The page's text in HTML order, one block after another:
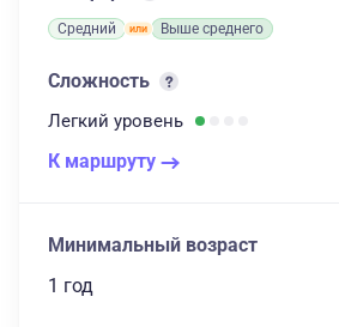
Средний Выше среднего
Сложность
Легкий уровень
К маршруту
Минимальный возраст
1 год